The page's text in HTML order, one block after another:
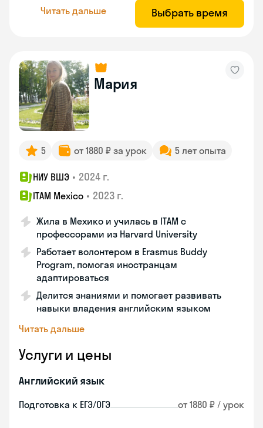
Читать дальше Выбрать время
Мария
5 от 1880 ₽ за урок 5 лет опыта
НИУ ВШЭ • 2024 г.
ITAM Mexico • 2023 г.
Жила в Мехико и училась в ITAM с
профессорами из Harvard University
Работает волонтером в Erasmus Buddy
Program, помогая иностранцам
адаптироваться
Делится знаниями и помогает развивать
навыки владения английским языком
Читать дальше
Услуги и цены
Английский язык
Подготовка к ЕГЭ/ОГЭ от 1880 ₽ / урок